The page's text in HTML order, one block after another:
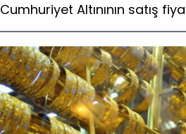
Cumhuriyet Altınının satış